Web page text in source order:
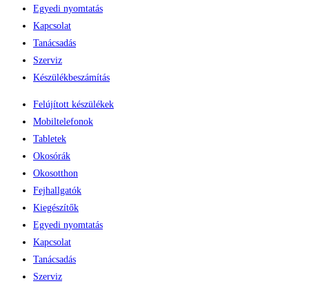
Egyedi nyomtatás
Kapcsolat
Tanácsadás
Szerviz
Készülékbeszámítás
Felújított készülékek
Mobiltelefonok
Tabletek
Okosórák
Okosotthon
Fejhallgatók
Kiegészítők
Egyedi nyomtatás
Kapcsolat
Tanácsadás
Szerviz